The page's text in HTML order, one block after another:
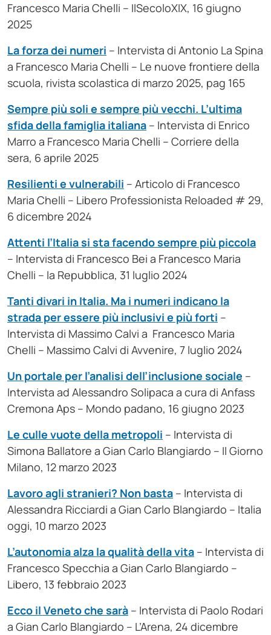
Francesco Maria Chelli – IlSecoloXIX, 16 giugno
2025
La forza dei numeri – Intervista di Antonio La Spina
a Francesco Maria Chelli – Le nuove frontiere della
scuola, rivista scolastica di marzo 2025, pag 165
Sempre più soli e sempre più vecchi. L’ultima
sfida della famiglia italiana – Intervista di Enrico
Marro a Francesco Maria Chelli – Corriere della
sera, 6 aprile 2025
Resilienti e vulnerabili – Articolo di Francesco
Maria Chelli – Libero Professionista Reloaded # 29,
6 dicembre 2024
Attenti l’Italia si sta facendo sempre più piccola
– Intervista di Francesco Bei a Francesco Maria
Chelli – la Repubblica, 31 luglio 2024
Tanti divari in Italia. Ma i numeri indicano la
strada per essere più inclusivi e più forti –
Intervista di Massimo Calvi a Francesco Maria
Chelli – Massimo Calvi di Avvenire, 7 luglio 2024
Un portale per l’analisi dell’inclusione sociale –
Intervista ad Alessandro Solipaca a cura di Anfass
Cremona Aps – Mondo padano, 16 giugno 2023
Le culle vuote della metropoli – Intervista di
Simona Ballatore a Gian Carlo Blangiardo – Il Giorno
Milano, 12 marzo 2023
Lavoro agli stranieri? Non basta – Intervista di
Alessandra Ricciardi a Gian Carlo Blangiardo – Italia
oggi, 10 marzo 2023
L’autonomia alza la qualità della vita – Intervista di
Francesco Specchia a Gian Carlo Blangiardo –
Libero, 13 febbraio 2023
Ecco il Veneto che sarà – Intervista di Paolo Rodari
a Gian Carlo Blangiardo – L’Arena, 24 dicembre